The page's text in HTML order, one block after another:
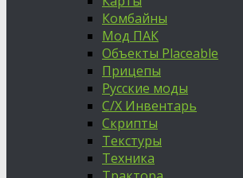
Комбайны
Мод ПАК
Объекты Placeable
Прицепы
Русские моды
С/Х Инвентарь
Скрипты
Текстуры
Техника